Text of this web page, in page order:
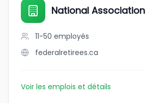
National
11-50 employés
federalretirees.ca
Voir les emplois et détails